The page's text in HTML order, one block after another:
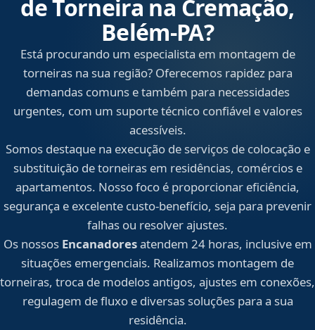
de Torneira na Cremação,
Belém‑PA?
Está procurando um especialista em montagem de
torneiras na sua região? Oferecemos rapidez para
demandas comuns e também para necessidades
urgentes, com um suporte técnico confiável e valores
acessíveis.
Somos destaque na execução de serviços de colocação e
substituição de torneiras em residências, comércios e
apartamentos. Nosso foco é proporcionar eficiência,
segurança e excelente custo-benefício, seja para prevenir
falhas ou resolver ajustes.
Os nossos Encanadoresatendem 24 horas, inclusive em
situações emergenciais. Realizamos montagem de
torneiras, troca de modelos antigos, ajustes em conexões,
regulagem de fluxo e diversas soluções para a sua
residência.